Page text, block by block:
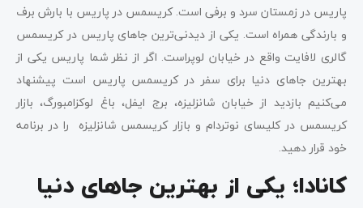
پاریس در زمستان سرد و برفی است. کریسمس در پاریس با بارش برف
و بارندگی همراه است. یکی از دیدنی‌ترین جاهای پاریس در کریسمس
گالری لافایت واقع در خیابان لوپراست. اگر از نظر شما پاریس یکی از
بهترین جاهای دنیا برای سفر در کریسمس پاریس است پیشنهاد
می‌کنیم بازدید از خیابان شانزلیزه، برج ایفل، باغ لوکزامبورگ، بازار
کریسمس در کلیسای نوتردام و بازار کریسمس شانزلیزه را در برنامه
خود قرار دهید.
کانادا؛ یکی از بهترین جاهای دنیا